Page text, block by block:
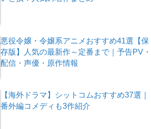
悪役令嬢・令嬢系アニメおすすめ41選【保
存版】人気の最新作～定番まで｜予告PV・
配信・声優・原作情報
【海外ドラマ】シットコムおすすめ37選｜
番外編コメディも3作紹介